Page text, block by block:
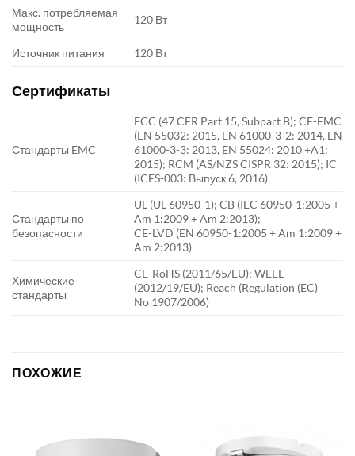
Макс. потребляемая
мощность
120 Вт
Источник питания 120 Вт
Сертификаты
Стандарты EMC
FCC (47 CFR Part 15, Subpart B); CE-EMC
(EN 55032: 2015, EN 61000-3-2: 2014, EN
61000-3-3: 2013, EN 55024: 2010 +A1:
2015); RCM (AS/NZS CISPR 32: 2015); IC
(ICES-003: Выпуск 6, 2016)
Стандарты по
безопасности
UL (UL 60950-1); CB (IEC 60950-1:2005 +
Am 1:2009 + Am 2:2013);
CE-LVD (EN 60950-1:2005 + Am 1:2009 +
Am 2:2013)
Химические
стандарты
CE-RoHS (2011/65/EU); WEEE
(2012/19/EU); Reach (Regulation (EC)
No 1907/2006)
ПОХОЖИЕ